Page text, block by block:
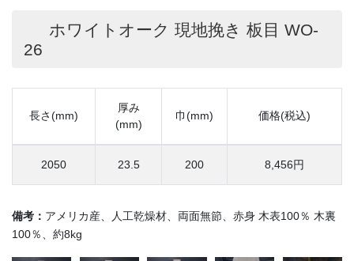
ホワイトオーク 現地挽き 板目 WO-
26
長さ(mm)
厚み
(mm)
巾(mm) 価格(税込)
2050 23.5 200 8,456円
備考： アメリカ産、人工乾燥材、両面無節、赤身 木表100％ 木裏
100％、約8kg